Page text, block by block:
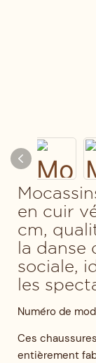
en cuir
cm,
la danse
sociale,
les
Numéro de
Ces
entièrement